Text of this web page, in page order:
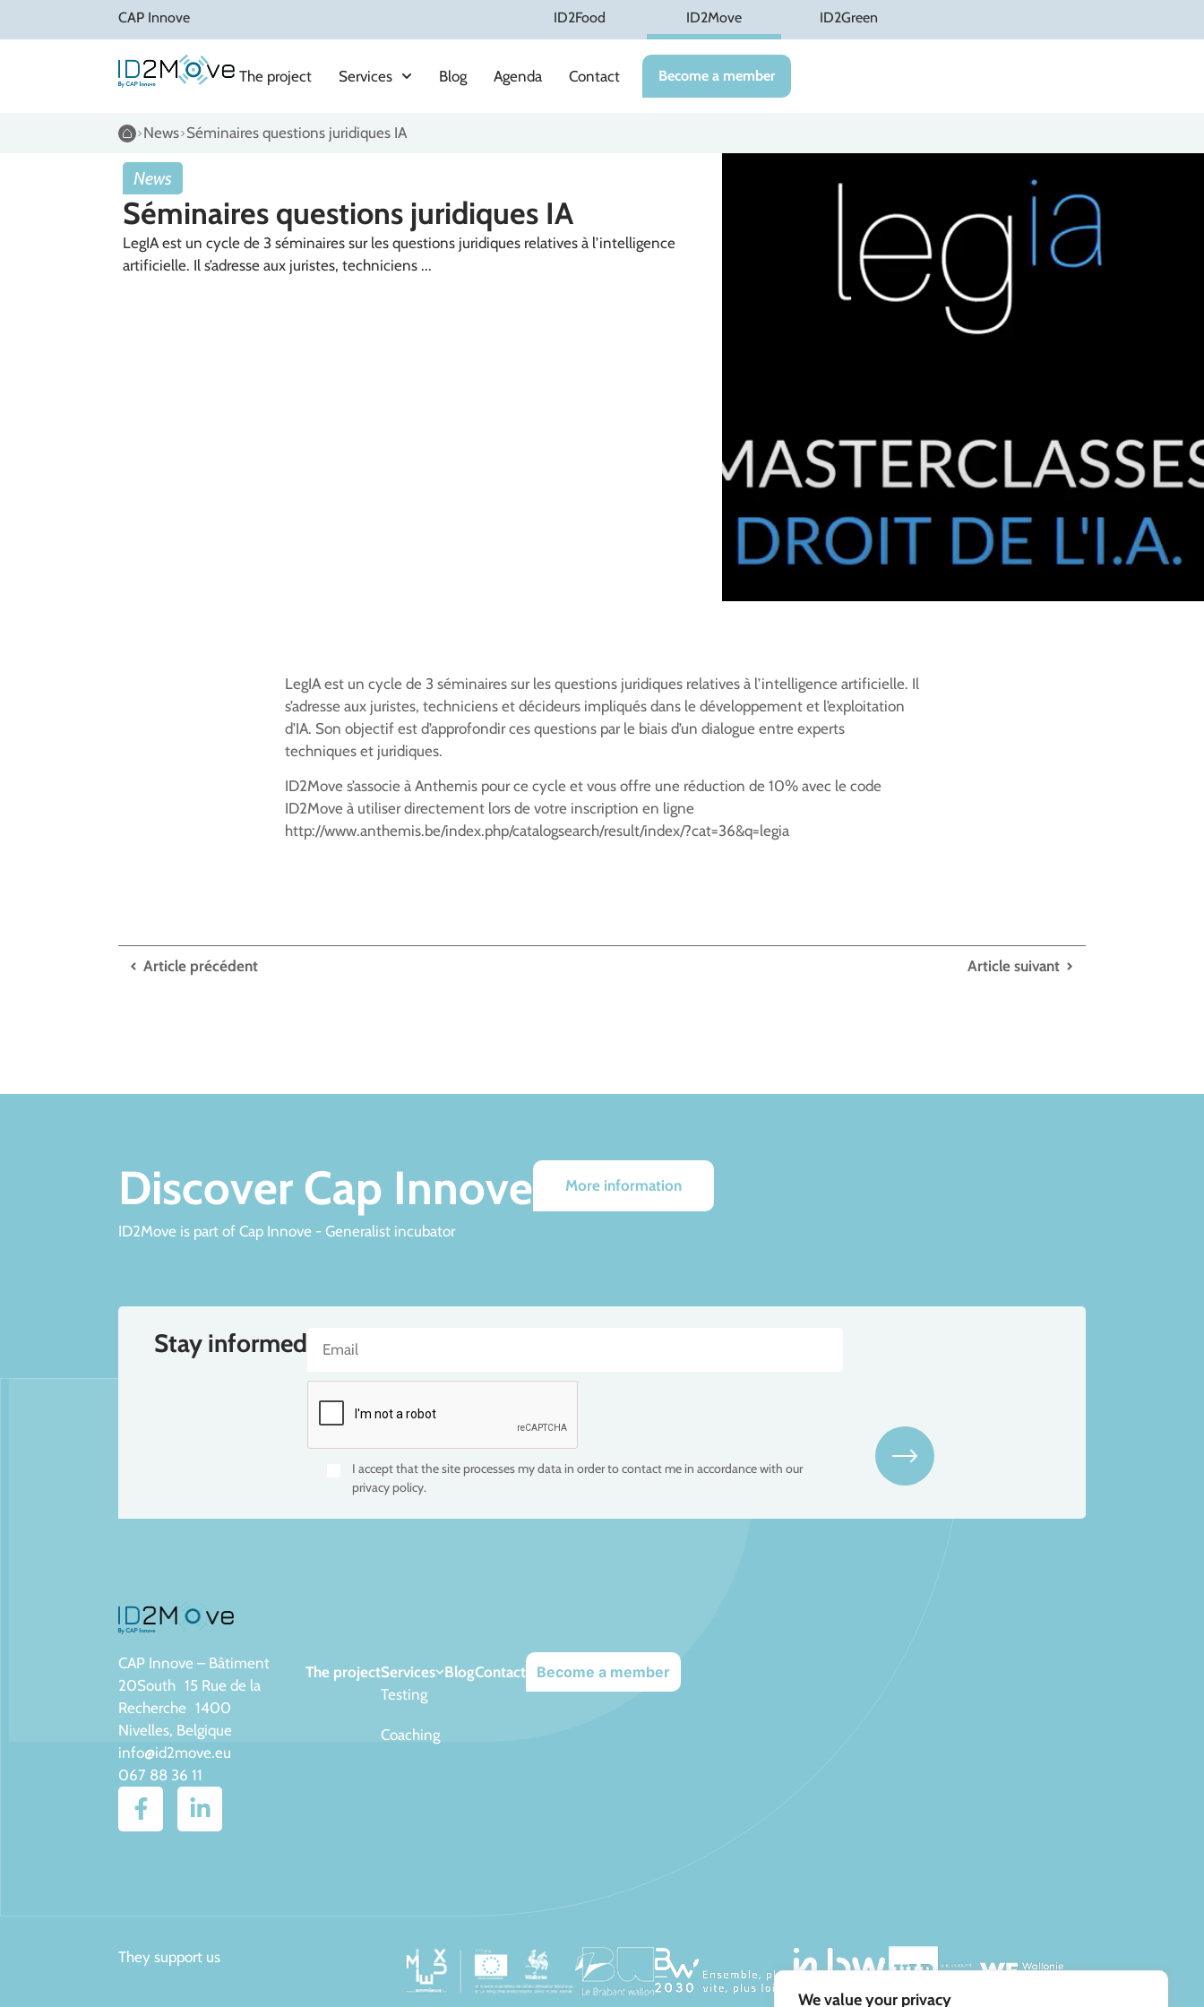
We value your privacy
CAP Innove ID2Food ID2Move ID2Green
The project Services Blog Agenda Contact Become a member
News Séminaires questions juridiques IA
News
Séminaires questions juridiques IA
LegIA est un cycle de 3 séminaires sur les questions juridiques relatives à l’intelligence
artificielle. Il s’adresse aux juristes, techniciens ...
LegIA est un cycle de 3 séminaires sur les questions juridiques relatives à l’intelligence artificielle. Il
s’adresse aux juristes, techniciens et décideurs impliqués dans le développement et l’exploitation
d’IA. Son objectif est d’approfondir ces questions par le biais d’un dialogue entre experts
techniques et juridiques.
ID2Move s’associe à Anthemis pour ce cycle et vous offre une réduction de 10% avec le code
ID2Move à utiliser directement lors de votre inscription en ligne
http://www.anthemis.be/index.php/catalogsearch/result/index/?cat=36&q=legia
Article précédent Article suivant
Discover Cap Innove
ID2Move is part of Cap Innove - Generalist incubator
More information
Stay informed
I accept that the site processes my data in order to contact me in accordance with our
privacy policy.
CAP Innove – Bâtiment
20South 15 Rue de la
Recherche 1400
Nivelles, Belgique
info@id2move.eu
067 88 36 11
The projectServices
Testing
Coaching
BlogContact Become a member
They support us